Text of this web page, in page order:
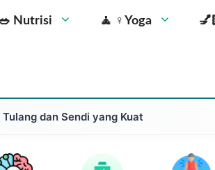
Nutrisi 🧘 ‍♀️Yoga
dan Sendi yang Kuat